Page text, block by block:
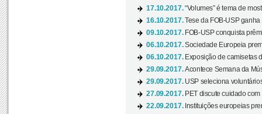
17.10.2017.“Volumes” é tema de
16.10.2017.Tese da FOB-USP
09.10.2017. FOB-USP conquista
06.10.2017.Sociedade Europeia
06.10.2017. Exposição de camisetas
29.09.2017.Acontece Semana da
29.09.2017. USP seleciona
27.09.2017. PET discute cuidado
22.09.2017. Instituições europeias